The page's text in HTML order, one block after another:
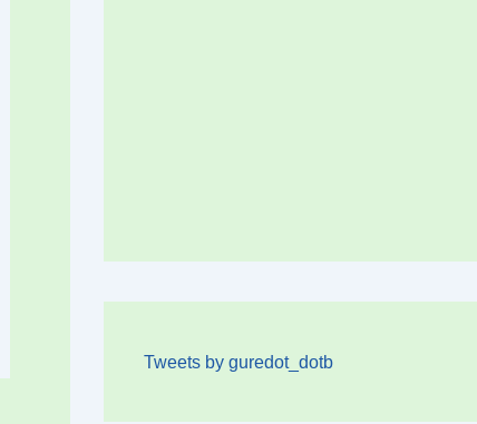
Tweets by guredot_dotb